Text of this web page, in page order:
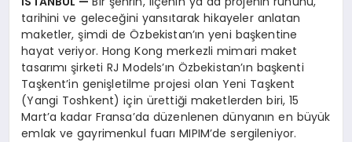
tarihini ve geleceğini yansıtarak hikayeler anlatan
maketler, şimdi de Özbekistan’ın yeni başkentine
hayat veriyor. Hong Kong merkezli mimari maket
tasarımı şirketi RJ Models’ın Özbekistan’ın başkenti
Taşkent’in genişletilme projesi olan Yeni Taşkent
(Yangi Toshkent) için ürettiği maketlerden biri, 15
Mart’a kadar Fransa’da düzenlenen dünyanın en büyük
emlak ve gayrimenkul fuarı MIPIM’de sergileniyor.